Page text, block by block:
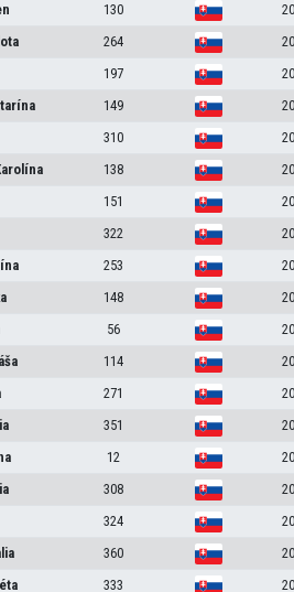
130
264
197
149
310
138
151
322
253
148
56
114
271
351
12
308
324
360
333